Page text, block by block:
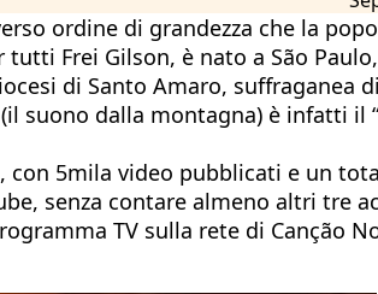
ordine di grandezza che la
Frei Gilson, è nato a São
di Santo Amaro, suffraganea
suono dalla montagna) è infatti il
5mila video pubblicati e un
senza contare almeno altri tre
TV sulla rete di Canção